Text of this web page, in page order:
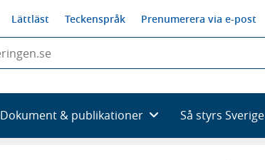
Lättläst Teckenspråk Prenumerera via e-post
Dokument & publikationer Så styrs Sverige